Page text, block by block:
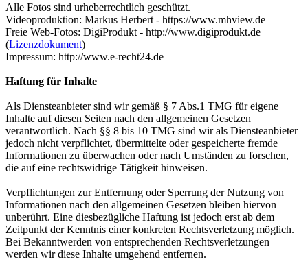
Alle Fotos sind urheberrechtlich geschützt.
Videoproduktion: Markus Herbert - https://www.mhview.de
Freie Web-Fotos: DigiProdukt - http://www.digiprodukt.de
(Lizenzdokument)
Impressum: http://www.e-recht24.de
Haftung für Inhalte
Als Diensteanbieter sind wir gemäß § 7 Abs.1 TMG für eigene
Inhalte auf diesen Seiten nach den allgemeinen Gesetzen
verantwortlich. Nach §§ 8 bis 10 TMG sind wir als Diensteanbieter
jedoch nicht verpflichtet, übermittelte oder gespeicherte fremde
Informationen zu überwachen oder nach Umständen zu forschen,
die auf eine rechtswidrige Tätigkeit hinweisen.
Verpflichtungen zur Entfernung oder Sperrung der Nutzung von
Informationen nach den allgemeinen Gesetzen bleiben hiervon
unberührt. Eine diesbezügliche Haftung ist jedoch erst ab dem
Zeitpunkt der Kenntnis einer konkreten Rechtsverletzung möglich.
Bei Bekanntwerden von entsprechenden Rechtsverletzungen
werden wir diese Inhalte umgehend entfernen.